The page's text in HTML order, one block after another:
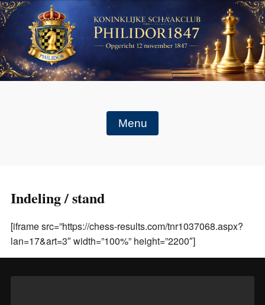
Menu
Indeling / stand
[iframe src=”https://chess-results.com/tnr1037068.aspx?
lan=17&art=3″ width=”100%” height=”2200″]